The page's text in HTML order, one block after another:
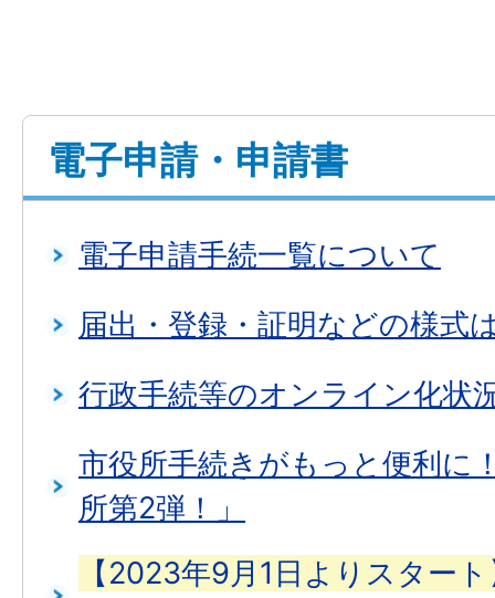
電子申請・申請書
電子申請手続一覧について
届出・登録・証明などの様式
行政手続等のオンライン化状
市役所手続きがもっと便利に
所第2弾！」
【2023年9月1日よりスター